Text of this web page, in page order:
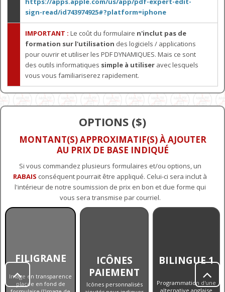


sign-read/id743974925#?platform=iphone
IMPORTANT : Le coût du formulaire n'inclut pas de
formation sur l'utilisation des logiciels / applications
pour ouvrir et utiliser les PDF DYNAMIQUES. Mais ce sont
des outils informatiques simple à utiliser avec lesquels
vous vous familiariserez rapidement.
OPTIONS ($)
MONTANT(S) APPROXIMATIF(S) À AJOUTER
AU PRIX DE BASE INDIQUÉ
Si vous commandez plusieurs formulaires et/ou options, un
RABAIS conséquent pourrait être appliqué. Celui-ci sera inclut à
l'intérieur de notre soumission de prix en bon et due forme qui
vous sera transmise par courriel.
FILIGRANE
Image en transparence
placée en fond de
ICÔNES
PAIEMENT
Icônes personnalisés
BILINGUE 1
Programmation d'une
alternative anglaise